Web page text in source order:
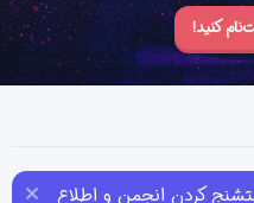
کنید!
کردن انجمن و اطلاع